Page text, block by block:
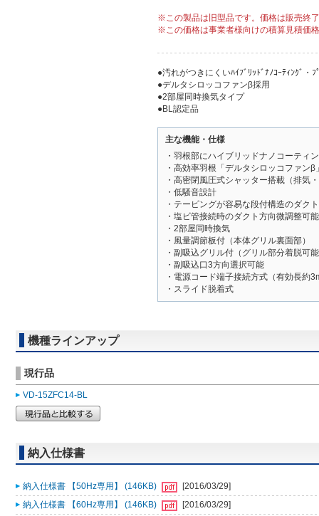
※この製品は旧型品です。価格は販売終
※この価格は事業者様向けの積算見積価
●汚れがつきにくいﾊｲﾌﾞﾘｯﾄﾞﾅﾉｺｰﾃｨﾝｸﾞ・ﾌ
●デルタシロッコファンβ採用
●2部屋同時換気タイプ
●BL認定品
主な機能・仕様
・羽根部にハイブリッドナノコーティ
・高効率羽根「デルタシロッコファンβ
・高密閉風圧式シャッター搭載（排気
・低騒音設計
・テーピングが容易な段付構造のダク
・塩ビ管接続時のダクト方向微調整可
・2部屋同時換気
・風量調節板付（本体グリル裏面部）
・副吸込グリル付（グリル部分着脱可
・副吸込口3方向選択可能
・電源コード端子接続方式（有効長約
・スライド脱着式
機種ラインアップ
現行品
VD-15ZFC14-BL
納入仕様書
納入仕様書 【50Hz専用】 (146KB)
[2016/03/29]
納入仕様書 【60Hz専用】 (146KB)
[2016/03/29]